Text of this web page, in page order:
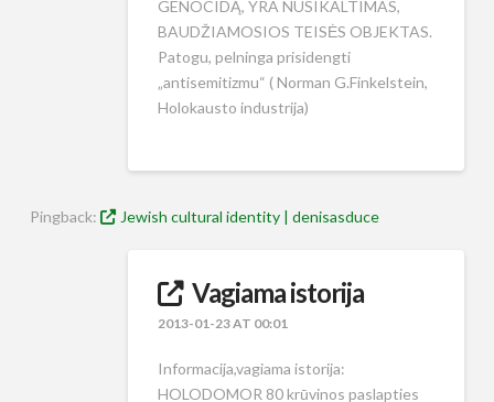
GENOCIDĄ, YRA NUSIKALTIMAS,
BAUDŽIAMOSIOS TEISĖS OBJEKTAS.
Patogu, pelninga prisidengti
„antisemitizmu“ ( Norman G.Finkelstein,
Holokausto industrija)
Pingback: Jewish cultural identity | denisasduce
Vagiama istorija
2013-01-23 AT 00:01
Informacija,vagiama istorija:
HOLODOMOR 80 krūvinos paslapties